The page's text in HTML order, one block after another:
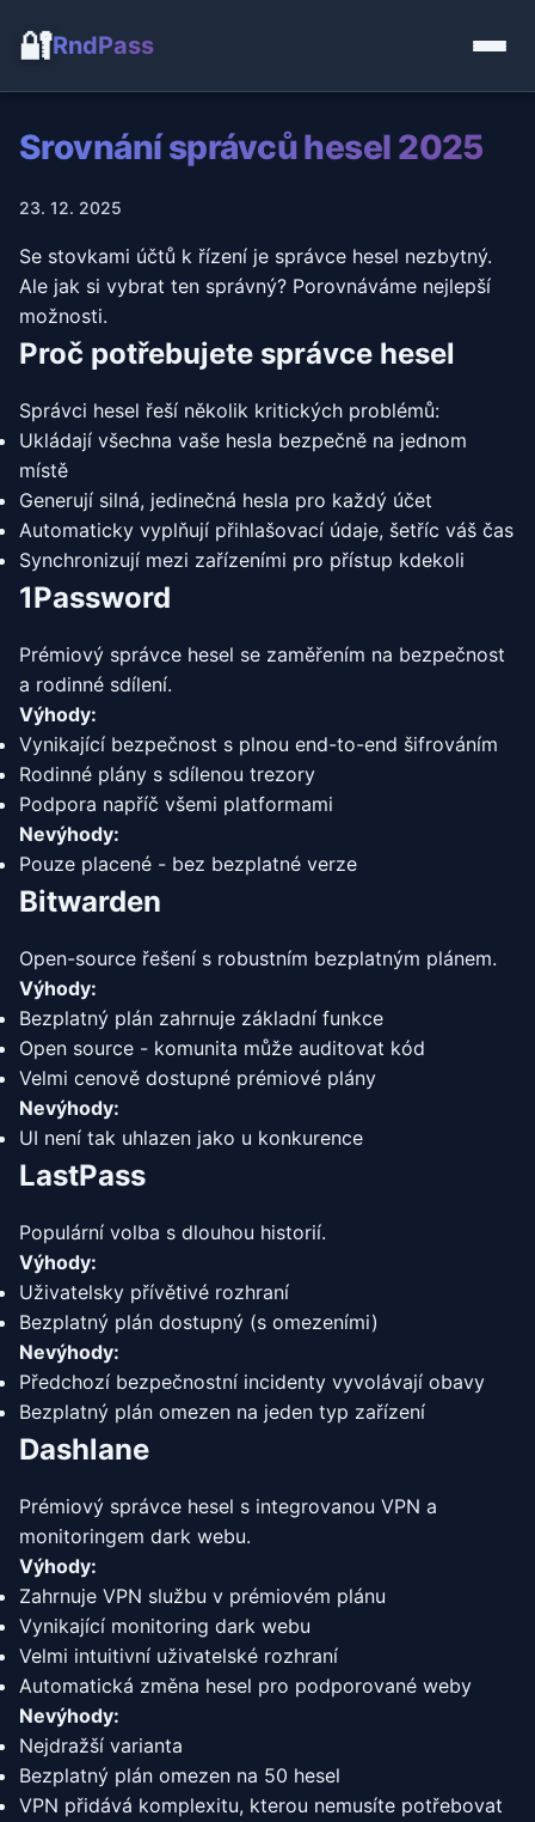
🔐RndPass
Srovnání správců hesel 2025
23. 12. 2025
Se stovkami účtů k řízení je správce hesel nezbytný.
Ale jak si vybrat ten správný? Porovnáváme nejlepší
možnosti.
Proč potřebujete správce hesel
Správci hesel řeší několik kritických problémů:
Ukládají všechna vaše hesla bezpečně na jednom
místě
Generují silná, jedinečná hesla pro každý účet
Automaticky vyplňují přihlašovací údaje, šetříc váš čas
Synchronizují mezi zařízeními pro přístup kdekoli
1Password
Prémiový správce hesel se zaměřením na bezpečnost
a rodinné sdílení.
Výhody:
Vynikající bezpečnost s plnou end-to-end šifrováním
Rodinné plány s sdílenou trezory
Podpora napříč všemi platformami
Nevýhody:
Pouze placené - bez bezplatné verze
Bitwarden
Open-source řešení s robustním bezplatným plánem.
Výhody:
Bezplatný plán zahrnuje základní funkce
Open source - komunita může auditovat kód
Velmi cenově dostupné prémiové plány
Nevýhody:
UI není tak uhlazen jako u konkurence
LastPass
Populární volba s dlouhou historií.
Výhody:
Uživatelsky přívětivé rozhraní
Bezplatný plán dostupný (s omezeními)
Nevýhody:
Předchozí bezpečnostní incidenty vyvolávají obavy
Bezplatný plán omezen na jeden typ zařízení
Dashlane
Prémiový správce hesel s integrovanou VPN a
monitoringem dark webu.
Výhody:
Zahrnuje VPN službu v prémiovém plánu
Vynikající monitoring dark webu
Velmi intuitivní uživatelské rozhraní
Automatická změna hesel pro podporované weby
Nevýhody:
Nejdražší varianta
Bezplatný plán omezen na 50 hesel
VPN přidává komplexitu, kterou nemusíte potřebovat